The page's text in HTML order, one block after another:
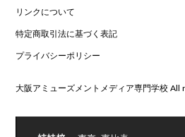
リンクについて
特定商取引法に基づく表記
プライバシーポリシー
大阪アミューズメントメディア専門学校 All